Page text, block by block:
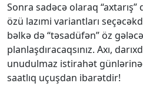
Sonra sadəcə olaraq
özü lazımi variantları
bəlkə də “təsadüfən” öz
planlaşdıracaqsınız. Axı,
unudulmaz istirahət
saatlıq uçuşdan ibarətdir!